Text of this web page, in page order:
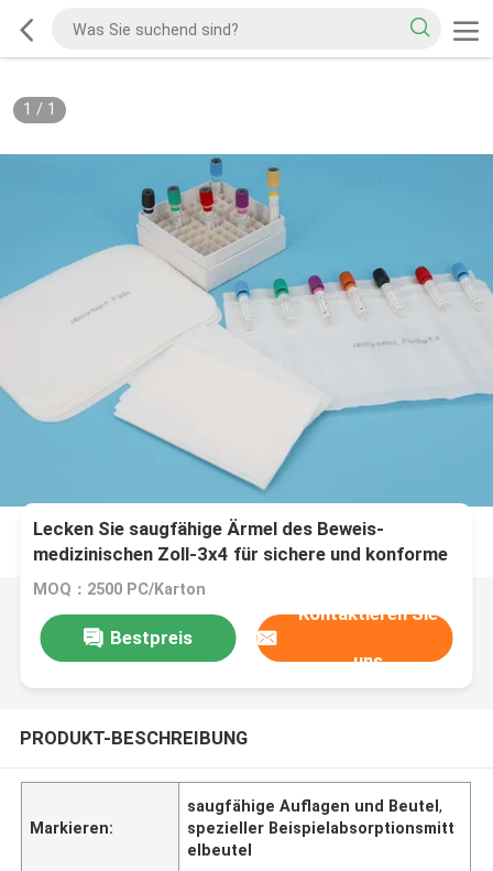
1 / 1
Lecken Sie saugfähige Ärmel des Beweis-
medizinischen Zoll-3x4 für sichere und konforme
Lagerung
MOQ：2500 PC/Karton
Bestpreis
Kontaktieren Sie
uns
PRODUKT-BESCHREIBUNG
Markieren:
saugfähige Auflagen und Beutel,
spezieller Beispielabsorptionsmitt
elbeutel